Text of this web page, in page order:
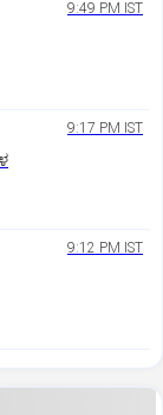
9:49 PM IST
9:17 PM IST
9:12 PM IST